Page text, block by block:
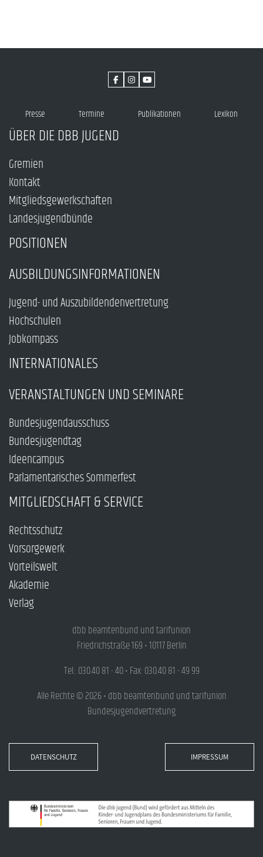
Presse Termine Publikationen Lexikon
ÜBER DIE DBB JUGEND
Gremien
Kontakt
Mitgliedsgewerkschaften
Landesjugendbünde
POSITIONEN
AUSBILDUNGSINFORMATIONEN
Jugend- und Auszubildendenvertretung
Hochschulen
Jobkompass
INTERNATIONALES
VERANSTALTUNGEN UND SEMINARE
Bundesjugendausschuss
Bundesjugendtag
Ideencampus
Parlamentarisches Sommerfest
MITGLIEDSCHAFT & SERVICE
Rechtsschutz
Vorsorgewerk
Vorteilswelt
Akademie
Verlag
dbb beamtenbund und tarifunion
Friedrichstraße 169 • 10117 Berlin
Tel.: 030.40 81 - 40 • Fax: 030.40 81 - 49 99
Alle Rechte © 2026 • dbb beamtenbund und tarifunion
Bundesjugendvertretung
DATENSCHUTZ IMPRESSUM